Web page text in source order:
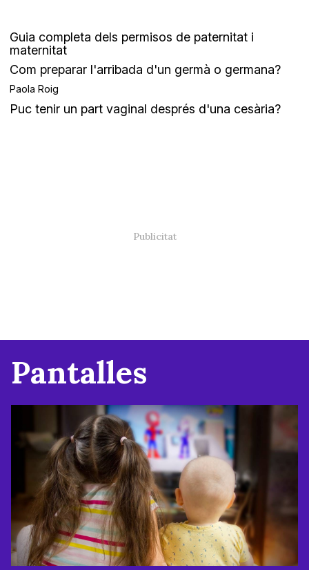
Guia completa dels permisos de paternitat i
maternitat
Com preparar l'arribada d'un germà o germana?
Paola Roig
Puc tenir un part vaginal després d'una cesària?
Pantalles